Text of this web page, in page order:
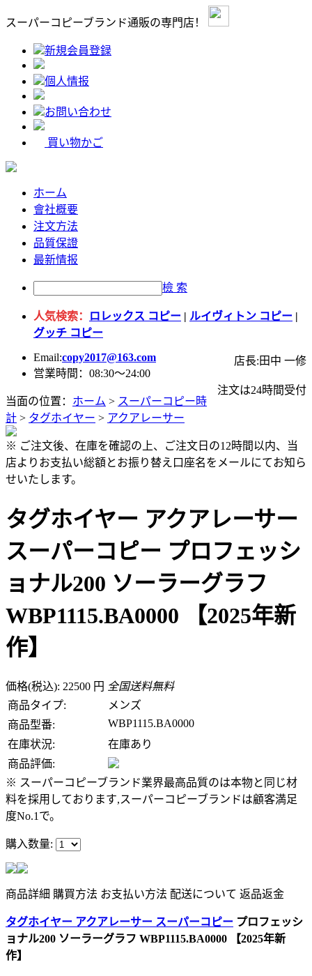
スーパーコピーブランド通販の専門店！
新規会員登録
個人情报
お問い合わせ
買い物かご
ホーム
會社概要
注文方法
品質保證
最新情报
檢 索
人気検索： ロレックス コピー | ルイヴィトン コピー |
グッチ コピー
Email:copy2017@163.com
店長:田中 一修
営業時間：08:30～24:00
注文は24時間受付
当面の位置： ホーム > スーパーコピー時
計 > タグホイヤー > アクアレーサー
※ ご注文後、在庫を確認の上、ご注文日の12時間以内、当
店よりお支払い総額とお振り替え口座名をメールにてお知ら
せいたします。
タグホイヤー アクアレーサー
スーパーコピー プロフェッシ
ョナル200 ソーラーグラフ
WBP1115.BA0000 【2025年新
作】
価格(税込): 22500 円 全国送料無料
商品タイプ:
メンズ
商品型番:
WBP1115.BA0000
在庫状況:
在庫あり
商品評価:
※ スーパーコピーブランド業界最高品質のは本物と同じ材
料を採用しております,スーパーコピーブランドは顧客満足
度No.1で。
購入数量:
商品詳細 購買方法 お支払い方法 配送について 返品返金
タグホイヤー アクアレーサー スーパーコピー プロフェッシ
ョナル200 ソーラーグラフ WBP1115.BA0000 【2025年新
作】